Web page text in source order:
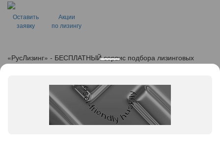
Оставить
заявку
Акции
по лизингу
«РусЛизинг» - БЕСПЛАТНЫЙ сервис подбора лизинговых
+7 (495) 103-49-76
614025, Пермский край, г. Пермь, ул. Краснополянская, дом